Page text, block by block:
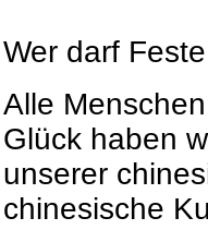
Wer darf
Alle
Glück haben
unserer
chinesische